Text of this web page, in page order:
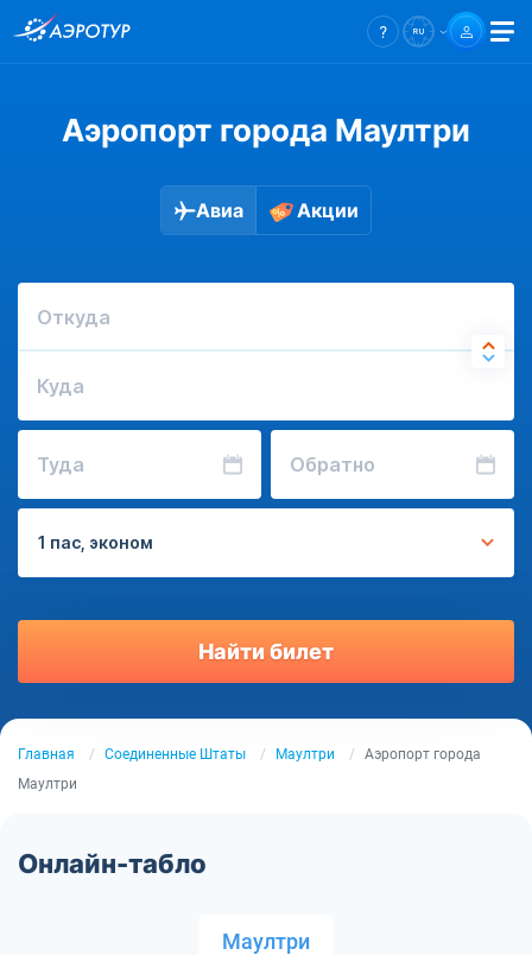
Аэропорт города Маултри
Авиа Акции
Откуда
Куда
Туда Обратно
1 пас, эконом
Найти билет
Главная Соединенные Штаты Маултри
Аэропорт города
Маултри
Онлайн-табло
Маултри